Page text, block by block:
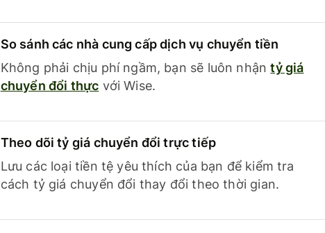
So sánh các nhà cung cấp dịch vụ chuyển tiền
Không phải chịu phí ngầm, bạn sẽ luôn nhậntỷ giá
chuyển đổi thực với Wise.
Theo dõi tỷ giá chuyển đổi trực tiếp
Lưu các loại tiền tệ yêu thích của bạn để kiểm tra
cách tỷ giá chuyển đổi thay đổi theo thời gian.